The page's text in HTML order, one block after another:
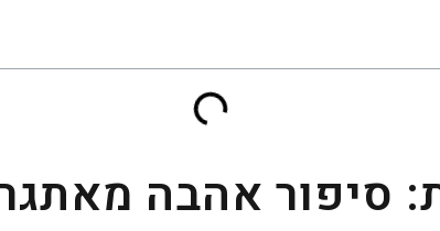
סיפור אהבה